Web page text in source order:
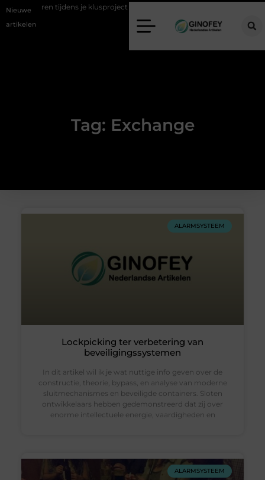
Nieuwe
artikelen
afvoeren tijdens je klusproject in Oss
Tag: Exchange
ALARMSYSTEEM
Lockpicking ter verbetering van
beveiligingssystemen
In dit artikel wil ik je wat nuttige info geven over de
constructie, theorie, bypass, en analyse van moderne
sluitmechanismes en beveiligde containers. Sloten
ontwikkelaars hebben gedemonstreerd dat zij over
enorme intellectuele energie, vaardigheden en
ALARMSYSTEEM